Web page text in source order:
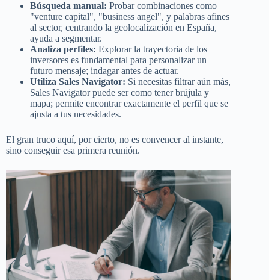
Búsqueda manual: Probar combinaciones como
"venture capital", "business angel", y palabras afines
al sector, centrando la geolocalización en España,
ayuda a segmentar.
Analiza perfiles: Explorar la trayectoria de los
inversores es fundamental para personalizar un
futuro mensaje; indagar antes de actuar.
Utiliza Sales Navigator: Si necesitas filtrar aún más,
Sales Navigator puede ser como tener brújula y
mapa; permite encontrar exactamente el perfil que se
ajusta a tus necesidades.
El gran truco aquí, por cierto, no es convencer al instante,
sino conseguir esa primera reunión.